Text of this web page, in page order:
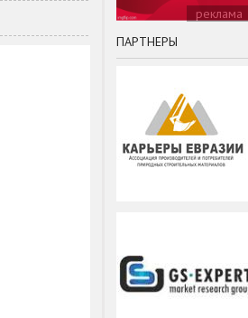
реклама
ПАРТНЕРЫ